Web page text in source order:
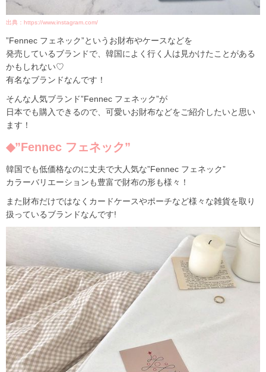
出典：https://www.instagram.com/
”Fennec フェネック”というお財布やケースなどを
発売しているブランドで、韓国によく行く人は見かけたことがある
かもしれない♡
有名なブランドなんです！
そんな人気ブランド”Fennec フェネック”が
日本でも購入できるので、可愛いお財布などをご紹介したいと思い
ます！
◆”Fennec フェネック”
韓国でも低価格なのに丈夫で大人気な”Fennec フェネック”
カラーバリエーションも豊富で財布の形も様々！
また財布だけではなくカードケースやポーチなど様々な雑貨を取り
扱っているブランドなんです!